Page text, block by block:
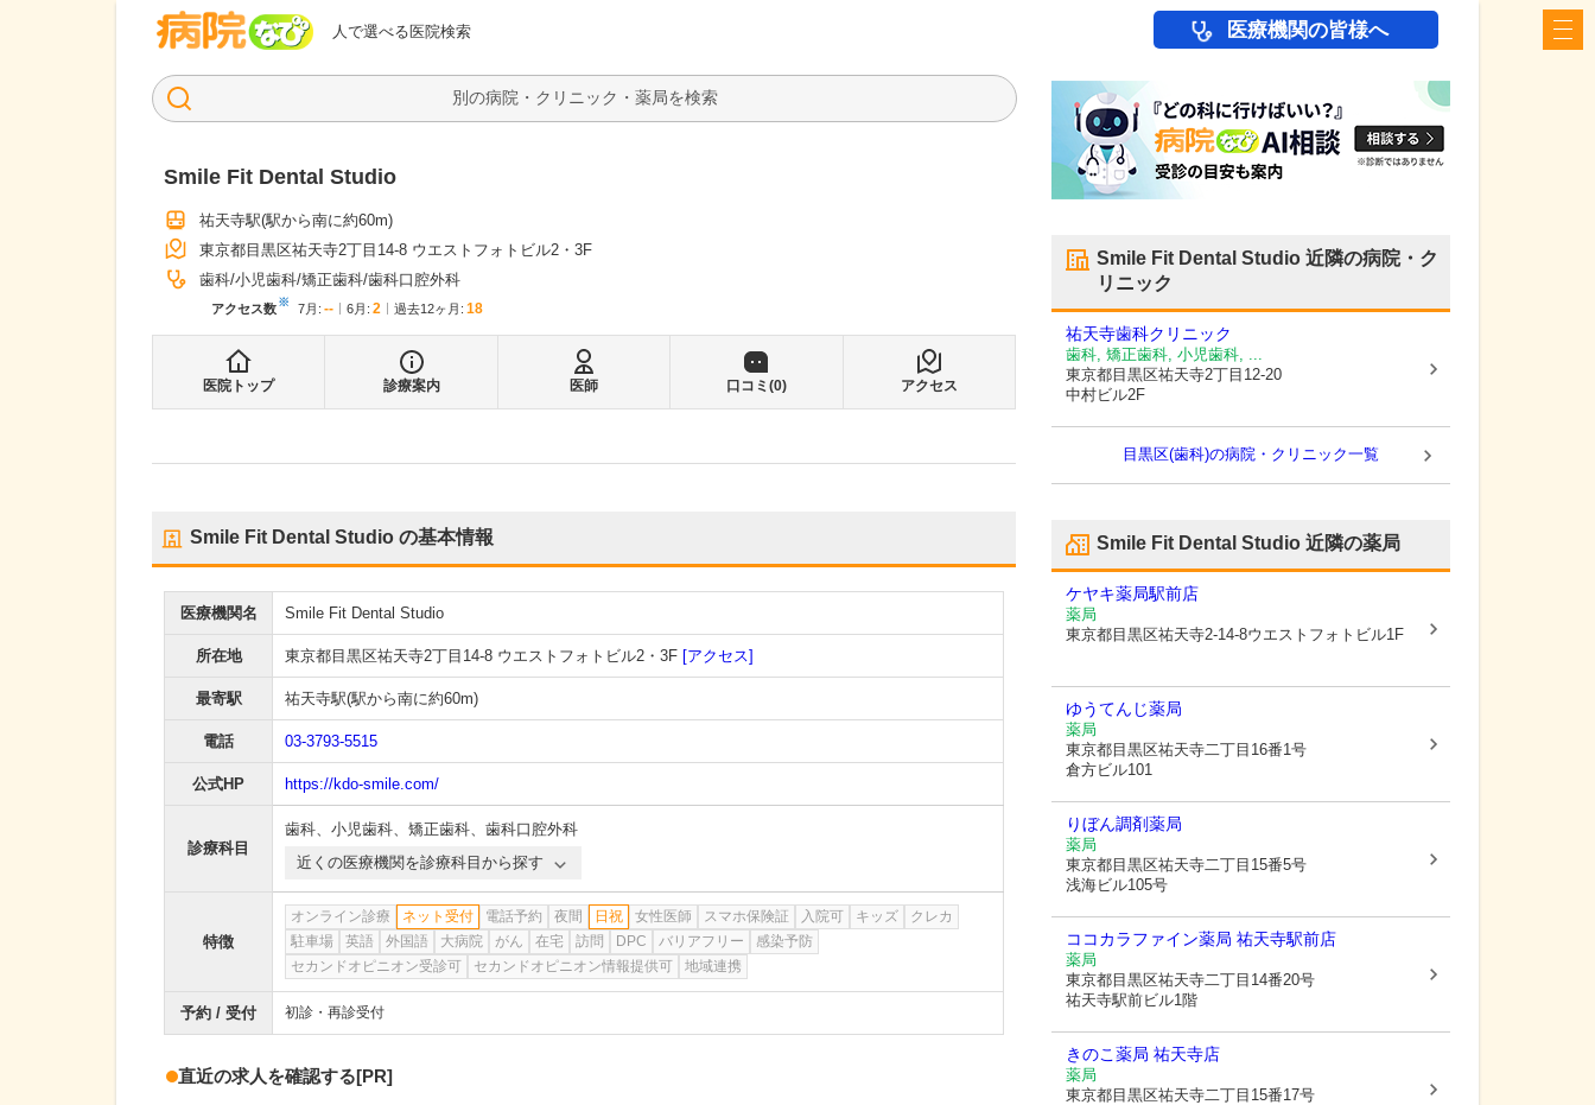
人で選べる医院検索
病院なび 医療機関の皆様へ
検索
Smile Fit Dental Studio
祐天寺駅(駅から南に約60m)
東京都目黒区祐天寺2丁目14-8 ウエストフォトビル2・3F
歯科 小児歯科 矯正歯科 歯科口腔外科
アクセス数※ 7月 : -- 6月 : 2 過去12ヶ月: 18
医院トップ 診療案内 医師 口コミ(0) アクセス
Smile Fit Dental Studio の基本情報
医療機関名 Smile Fit Dental Studio
所在地 東京都目黒区祐天寺2丁目14-8 ウエストフォトビル2・3F [アクセス]
最寄駅 祐天寺駅(駅から南に約60m)
電話 03-3793-5515
公式HP https://kdo-smile.com/
診療科目
歯科、 小児歯科、 矯正歯科、 歯科口腔外科
近くの医療機関を診療科目から探す
特徴
オンライン診療 ネット受付 電話予約 夜間 日祝 女性医師 スマホ保険証 入院可 キッズ
クレカ
駐車場
英語 外国語 大病院 がん 在宅 訪問 DPC バリアフリー
感染予防
セカンドオピニオン受診可
セカンドオピニオン情報提供可 地域連携
予約 / 受付 初診・再診受付
直近の求人を確認する[PR]
Smile Fit Dental Studio 近隣の病院・ク
リニック
祐天寺歯科クリニック
歯科, 矯正歯科, 小児歯科, ...
東京都目黒区祐天寺2丁目12-20
中村ビル2F
目黒区(歯科)の病院・クリニック一覧
Smile Fit Dental Studio 近隣の薬局
ケヤキ薬局駅前店
薬局
東京都目黒区祐天寺2-14-8ウエストフォトビル1F
ゆうてんじ薬局
薬局
東京都目黒区祐天寺二丁目16番1号
倉方ビル101
りぼん調剤薬局
薬局
東京都目黒区祐天寺二丁目15番5号
浅海ビル105号
ココカラファイン薬局 祐天寺駅前店
薬局
東京都目黒区祐天寺二丁目14番20号
祐天寺駅前ビル1階
きのこ薬局 祐天寺店
薬局
東京都目黒区祐天寺二丁目15番17号